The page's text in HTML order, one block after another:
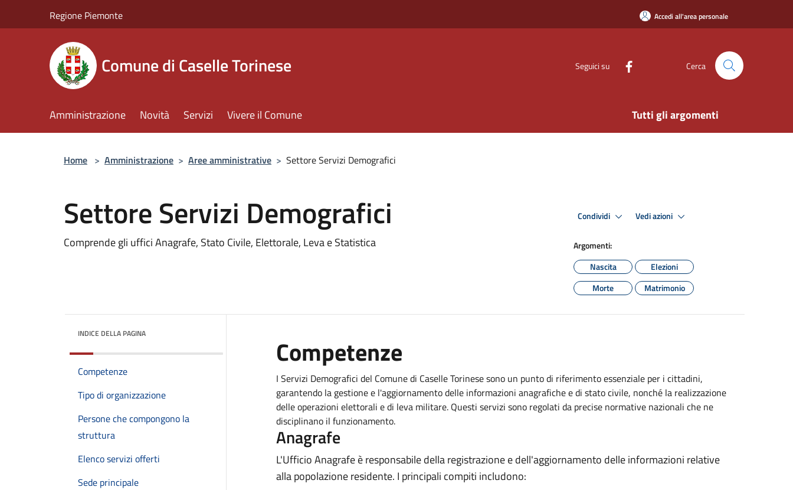
Regione Piemonte Accedi all'area personale
Comune di Caselle Torinese Seguici su Cerca
Amministrazione Novità Servizi Vivere il Comune Tutti gli argomenti
Home > Amministrazione > Aree amministrative > Settore Servizi Demografici
Settore Servizi Demografici
Comprende gli uffici Anagrafe, Stato Civile, Elettorale, Leva e Statistica
Condividi Vedi azioni
Argomenti:
Nascita
Elezioni
Morte
Matrimonio
INDICE DELLA PAGINA
Competenze
Tipo di organizzazione
Persone che compongono la
struttura
Elenco servizi offerti
Sede principale
Competenze
I Servizi Demografici del Comune di Caselle Torinese sono un punto di riferimento essenziale per i cittadini,
garantendo la gestione e l'aggiornamento delle informazioni anagrafiche e di stato civile, nonché la realizzazione
delle operazioni elettorali e di leva militare. Questi servizi sono regolati da precise normative nazionali che ne
disciplinano il funzionamento.
Anagrafe
L'Ufficio Anagrafe è responsabile della registrazione e dell'aggiornamento delle informazioni relative
alla popolazione residente. I principali compiti includono: